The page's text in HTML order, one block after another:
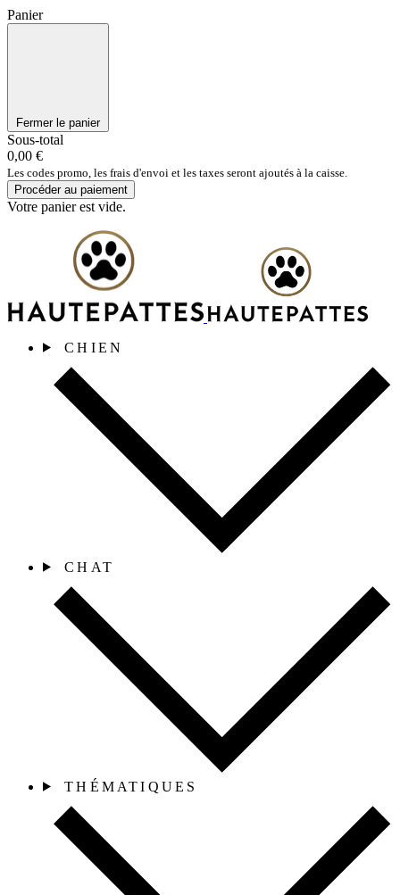
Panier
Fermer le panier
Sous-total
0,00 €
Les codes promo, les frais d'envoi et les taxes seront ajoutés à la caisse.
Procéder au paiement
Votre panier est vide.
CHIEN
CHAT
THÉMATIQUES